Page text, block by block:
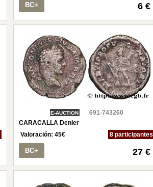
BC+ 6 €
E-AUCTION
691-743260
CARACALLA Denier
Valoración:45€ 8 participantes
BC+ 27 €